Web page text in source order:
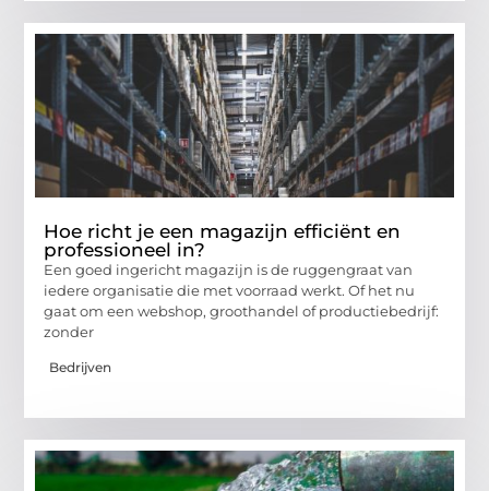
Hoe richt je een magazijn efficiënt en
professioneel in?
Een goed ingericht magazijn is de ruggengraat van
iedere organisatie die met voorraad werkt. Of het nu
gaat om een webshop, groothandel of productiebedrijf:
zonder
Bedrijven